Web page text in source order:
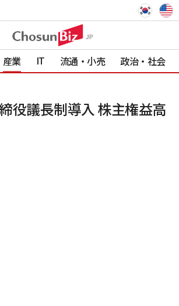
産業 IT 流通・小売 政治・社会
役議長制導入 株主権益高